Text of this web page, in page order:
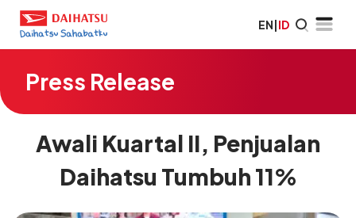
EN|ID
Press Release
Awali Kuartal II, Penjualan
Daihatsu Tumbuh 11%